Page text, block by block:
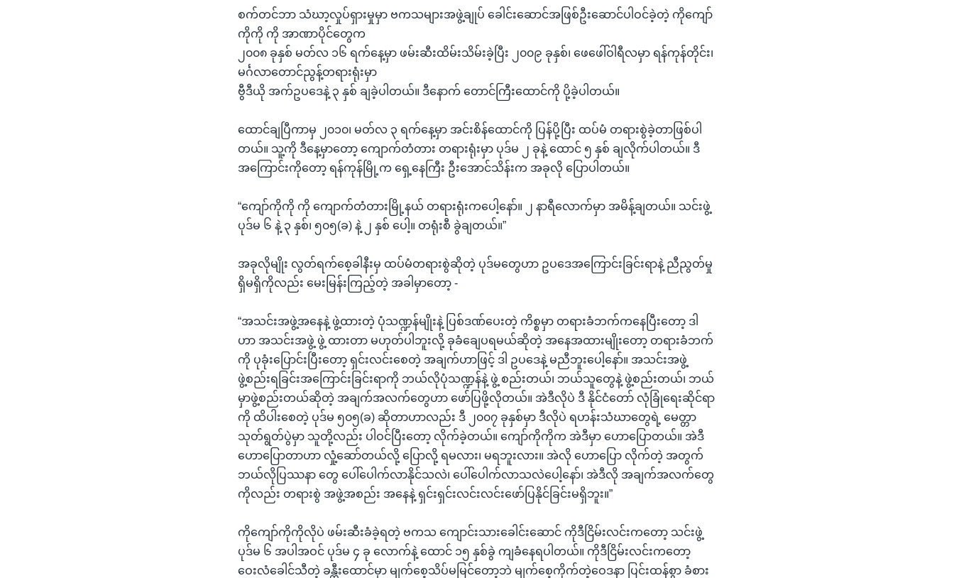
စက်တင်ဘာ သံဃာ့လှုပ်ရှားမှုမှာ ဗကသများအဖွဲ့ချုပ် ခေါင်းဆောင်အဖြစ်ဦးဆောင်ပါဝင်ခဲ့တဲ့ ကိုကျော်
ကိုကို ကို အာဏာပိုင်တွေက
၂၀၀၈ ခုနှစ် မတ်လ ၁၆ ရက်နေ့မှာ ဖမ်းဆီးထိမ်းသိမ်းခဲ့ပြီး ၂၀၀၉ ခုနှစ်၊ ဖေဖေါ်ဝါရီလမှာ ရန်ကုန်တိုင်း၊
မင်္ဂလာတောင်ညွန့်တရားရုံးမှာ
ဗွီဒီယို အက်ဥပဒေနဲ့ ၃ နှစ် ချခဲ့ပါတယ်။ ဒီနောက် တောင်ကြီးထောင်ကို ပို့ခဲ့ပါတယ်။
ထောင်ချပြီကာမှ ၂၀၁၀၊ မတ်လ ၃ ရက်နေ့မှာ အင်းစိန်ထောင်ကို ပြန်ပို့ပြီး ထပ်မံ တရားစွဲခဲ့တာဖြစ်ပါ
တယ်။ သူ့ကို ဒီနေ့မှာတော့ ကျောက်တံတား တရားရုံးမှာ ပုဒ်မ ၂ ခုနဲ့ ထောင် ၅ နှစ် ချလိုက်ပါတယ်။ ဒီ
အကြောင်းကိုတော့ ရန်ကုန်မြို့က ရှေ့နေကြီး ဦးအောင်သိန်းက အခုလို ပြောပါတယ်။
“ကျော်ကိုကို ကို ကျောက်တံတားမြို့နယ် တရားရုံးကပေါ့နော်။ ၂ နာရီလောက်မှာ အမိန့်ချတယ်။ သင်းဖွဲ့
ပုဒ်မ ၆ နဲ့ ၃ နှစ်၊ ၅၀၅(ခ) နဲ့ ၂ နှစ် ပေါ့။ တရုံးစီ ခွဲချတယ်။”
အခုလိုမျိုး လွတ်ရက်စေ့ခါနီးမှ ထပ်မံတရားစွဲဆိုတဲ့ ပုဒ်မတွေဟာ ဥပဒေအကြောင်းခြင်းရာနဲ့ ညီညွတ်မှု
ရှိမရှိကိုလည်း မေးမြန်းကြည့်တဲ့ အခါမှာတော့ -
“အသင်းအဖွဲ့အနေနဲ့ ဖွဲ့ထားတဲ့ ပုံသဏ္ဍန်မျိုးနဲ့ ပြစ်ဒဏ်ပေးတဲ့ ကိစ္စမှာ တရားခံဘက်ကနေပြီးတော့ ဒါ
ဟာ အသင်းအဖွဲ့ ဖွဲ့ ထားတာ မဟုတ်ပါဘူးလို့ ခုခံချေပရမယ်ဆိုတဲ့ အနေအထားမျိုးတော့ တရားခံဘက်
ကို ပုခုံးပြောင်းပြီးတော့ ရှင်းလင်းစေတဲ့ အချက်ဟာဖြင့် ဒါ ဥပဒေနဲ့ မညီဘူးပေါ့နော်။ အသင်းအဖွဲ့
ဖွဲ့စည်းရခြင်းအကြောင်းခြင်းရာကို ဘယ်လိုပုံသဏ္ဍန်နဲ့ ဖွဲ့ စည်းတယ်၊ ဘယ်သူတွေနဲ့ ဖွဲ့စည်းတယ်၊ ဘယ်
မှာဖွဲ့စည်းတယ်ဆိုတဲ့ အချက်အလက်တွေဟာ ဖော်ပြဖို့လိုတယ်။ အဲဒီလိုပဲ ဒီ နိုင်ငံတော် လုံခြုံရေးဆိုင်ရာ
ကို ထိပါးစေတဲ့ ပုဒ်မ ၅၀၅(ခ) ဆိုတာဟာလည်း ဒီ ၂၀၀၇ ခုနှစ်မှာ ဒီလိုပဲ ရဟန်းသံဃာတွေရဲ့ မေတ္တာ
သုတ်ရွတ်ပွဲမှာ သူတို့လည်း ပါဝင်ပြီးတော့ လိုက်ခဲ့တယ်။ ကျော်ကိုကိုက အဲဒီမှာ ဟောပြောတယ်။ အဲဒီ
ဟောပြောတာဟာ လှုံ့ဆော်တယ်လို့ ပြောလို့ ရမလား၊ မရဘူးလား။ အဲလို ဟောပြော လိုက်တဲ့ အတွက်
ဘယ်လိုပြဿနာ တွေ ပေါ်ပေါက်လာနိုင်သလဲ၊ ပေါ်ပေါက်လာသလဲပေါ့နော်၊ အဲဒီလို အချက်အလက်တွေ
ကိုလည်း တရားစွဲ အဖွဲ့အစည်း အနေနဲ့ ရှင်းရှင်းလင်းလင်းဖော်ပြနိုင်ခြင်းမရှိဘူး။”
ကိုကျော်ကိုကိုလိုပဲ ဖမ်းဆီးခံခဲ့ရတဲ့ ဗကသ ကျောင်းသားခေါင်းဆောင် ကိုဒီငြိမ်းလင်းကတော့ သင်းဖွဲ့
ပုဒ်မ ၆ အပါအဝင် ပုဒ်မ ၄ ခု လောက်နဲ့ ထောင် ၁၅ နှစ်ခွဲ ကျခံနေရပါတယ်။ ကိုဒီငြိမ်းလင်းကတော့
ဝေးလံခေါင်သီတဲ့ ခန္တီးထောင်မှာ မျက်စေ့သိပ်မမြင်တော့ဘဲ မျက်စေ့ကိုက်တဲ့ဝေဒနာ ပြင်းထန်စွာ ခံစား